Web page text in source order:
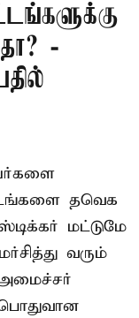
-
தவெக
மட்டுமே
வரும்
அமைச்சர்
பொதுவான